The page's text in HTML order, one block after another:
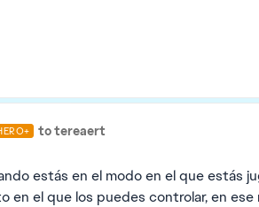
to tereaert
estás en el modo en el que estás
en el que los puedes controlar, en